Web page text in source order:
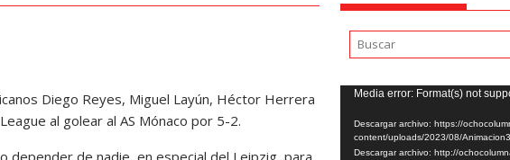
Diego Reyes, Miguel Layún, Héctor Herrera
al golear al AS Mónaco por 5-2.
depender de nadie, en especial del Leipzig, para
Reproductor
de
vídeo
Media error: Format(s) not
Descargar archivo: https://
content/uploads/2023/08/
Descargar archivo: http://